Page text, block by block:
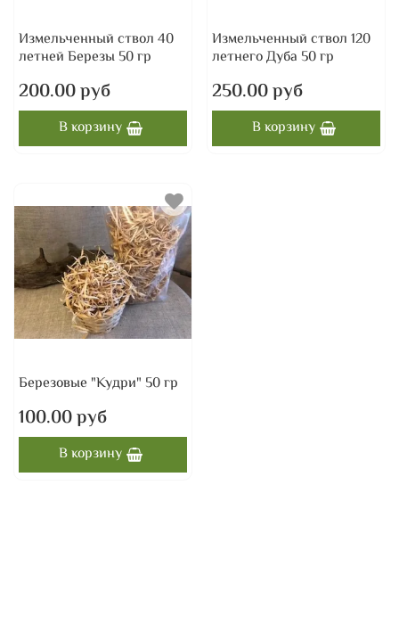
Измельченный ствол 40
летней Березы 50 гр
200.00 руб
В корзину
Измельченный ствол 120
летнего Дуба 50 гр
250.00 руб
В корзину
Березовые "Кудри" 50 гр
100.00 руб
В корзину